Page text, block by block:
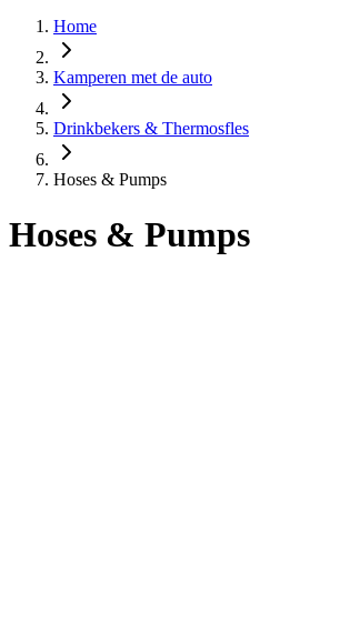
Home
Kamperen met de auto
Drinkbekers & Thermosfles
Hoses & Pumps
Hoses & Pumps